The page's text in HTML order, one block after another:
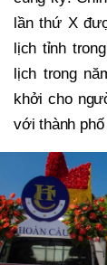
lần thứ X
lịch tỉnh
lịch trong
khởi cho
với thành phố